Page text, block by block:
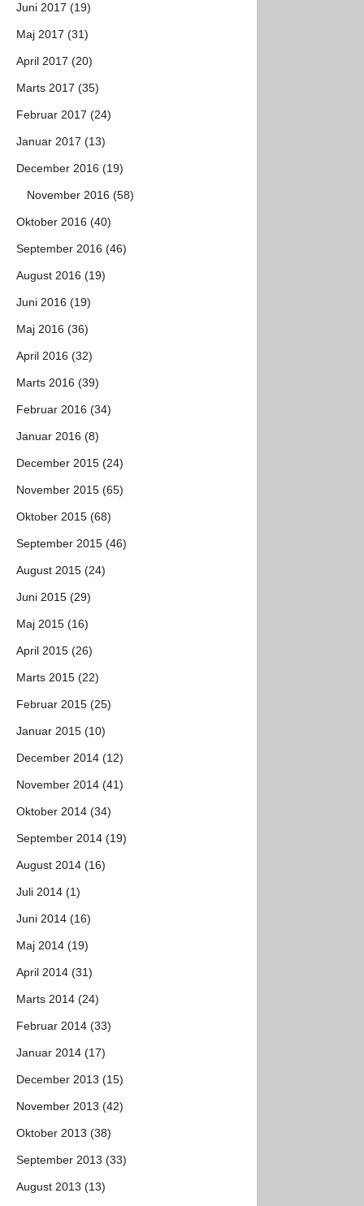
Juni 2017 (19)
Maj 2017 (31)
April 2017 (20)
Marts 2017 (35)
Februar 2017 (24)
Januar 2017 (13)
December 2016 (19)
November 2016 (58)
Oktober 2016 (40)
September 2016 (46)
August 2016 (19)
Juni 2016 (19)
Maj 2016 (36)
April 2016 (32)
Marts 2016 (39)
Februar 2016 (34)
Januar 2016 (8)
December 2015 (24)
November 2015 (65)
Oktober 2015 (68)
September 2015 (46)
August 2015 (24)
Juni 2015 (29)
Maj 2015 (16)
April 2015 (26)
Marts 2015 (22)
Februar 2015 (25)
Januar 2015 (10)
December 2014 (12)
November 2014 (41)
Oktober 2014 (34)
September 2014 (19)
August 2014 (16)
Juli 2014 (1)
Juni 2014 (16)
Maj 2014 (19)
April 2014 (31)
Marts 2014 (24)
Februar 2014 (33)
Januar 2014 (17)
December 2013 (15)
November 2013 (42)
Oktober 2013 (38)
September 2013 (33)
August 2013 (13)